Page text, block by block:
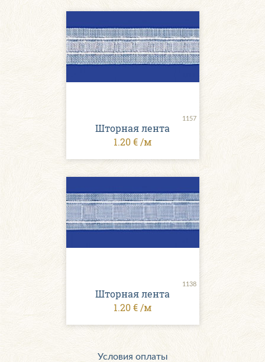
1157
Шторная лента
1.20 € /м
1138
Шторная лента
1.20 € /м
Условия оплаты